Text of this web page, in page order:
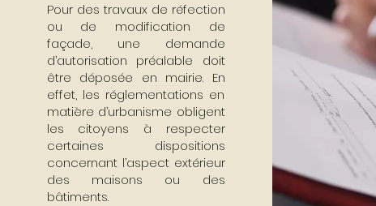
Pour des travaux de réfection
ou de modification de
façade, une demande
d’autorisation préalable doit
être déposée en mairie. En
effet, les réglementations en
matière d’urbanisme obligent
les citoyens à respecter
certaines dispositions
concernant l’aspect extérieur
des maisons ou des
bâtiments.